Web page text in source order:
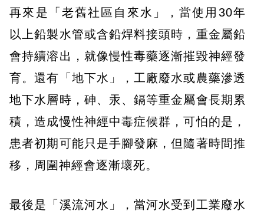
再來是「老舊社區自來水」，當使用30年
以上鉛製水管或含鉛焊料接頭時，重金屬鉛
會持續溶出，就像慢性毒藥逐漸摧毀神經發
育。還有「地下水」，工廠廢水或農藥滲透
地下水層時，砷、汞、鎘等重金屬會長期累
積，造成慢性神經中毒症候群，可怕的是，
患者初期可能只是手腳發麻，但隨著時間推
移，周圍神經會逐漸壞死。
最後是「溪流河水」，當河水受到工業廢水